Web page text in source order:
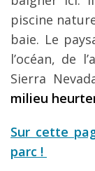
piscine
baie. Le
l’océan, de
Sierra
milieu
Sur cette
parc !